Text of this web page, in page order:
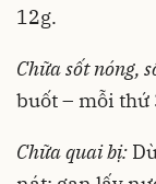
12g.
Chữa sốt nóng,
buốt – mỗi thứ
Chữa quai bị: